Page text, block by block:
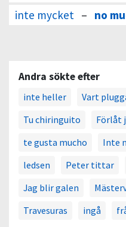
inte mycket – no
Andra sökte efter
inte heller Vart
Tu chiringuito
Förlåt
te gusta mucho
Inte
ledsen
Peter tittar
Jag blir galen
Travesuras
ingå